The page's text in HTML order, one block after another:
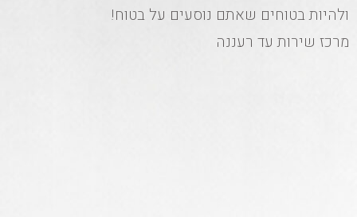
ולהיות בטוחים שאתם נוסעים על בטוח!
מרכז שירות עד רעננה